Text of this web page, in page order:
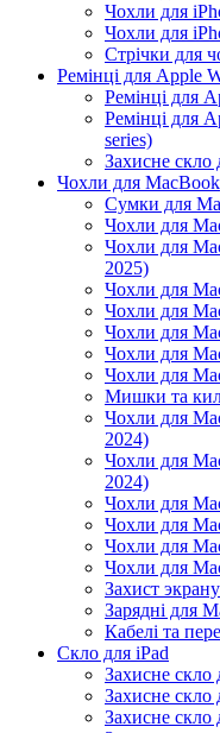
Чохли для
Чохли для
Стрічки для
Ремінці для Apple
Ремінці для
Ремінці для
series)
Захисне скло
Чохли для MacBook
Сумки для
Чохли для
Чохли для
2025)
Чохли для
Чохли для
Чохли для
Чохли для
Чохли для
Мишки та
Чохли для
2024)
Чохли для
2024)
Чохли для
Чохли для
Чохли для
Чохли для
Захист
Зарядні для
Кабелі та
Скло для iPad
Захисне скло
Захисне скло
Захисне скло